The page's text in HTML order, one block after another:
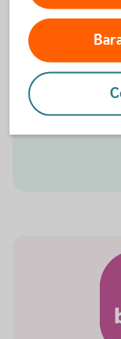
Om du säljer
försäkringen
och andra
avsluta
Om du vill